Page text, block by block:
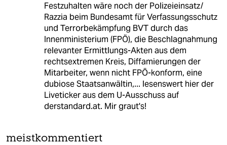
Festzuhalten wäre noch der Polizeieinsatz/
Razzia beim Bundesamt für Verfassungsschutz
und Terrorbekämpfung BVT durch das
Innenministerium (FPÖ), die Beschlagnahmung
relevanter Ermittlungs-Akten aus dem
rechtsextremen Kreis, Diffamierungen der
Mitarbeiter, wenn nicht FPÖ-konform, eine
dubiose Staatsanwältin,... lesenswert hier der
Liveticker aus dem U-Ausschuss auf
derstandard.at. Mir graut's!
meistkommentiert